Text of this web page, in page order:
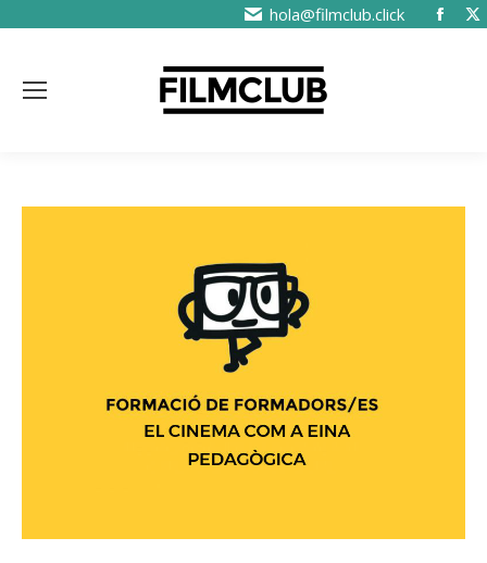
hola@filmclub.click